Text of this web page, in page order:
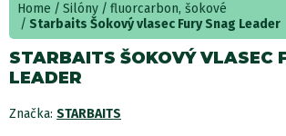
Home Silóny
fluorcarbon, šokové
Starbaits Šokový vlasec Fury Snag Leader
STARBAITS ŠOKOVÝ VLASEC
LEADER
Značka: STARBAITS